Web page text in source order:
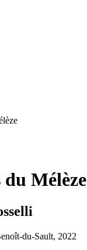
du Mélèze
du-Sault, 2022